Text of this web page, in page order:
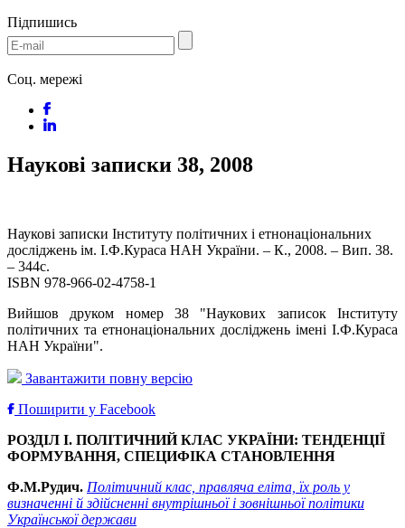
Підпишись
Соц. мережі
Наукові записки 38, 2008
Наукові записки Інституту політичних і етнонаціональних
досліджень ім. І.Ф.Кураса НАН України. – К., 2008. – Вип. 38.
– 344с.
ISBN 978-966-02-4758-1
Вийшов друком номер 38 "Наукових записок Інституту
політичних та етнонаціональних досліджень імені І.Ф.Кураса
НАН України".
Завантажити повну версію
Поширити у Facebook
РОЗДІЛ І. ПОЛІТИЧНИЙ КЛАС УКРАЇНИ: ТЕНДЕНЦІЇ
ФОРМУВАННЯ, СПЕЦИФІКА СТАНОВЛЕННЯ
Ф.М.Рудич. Політичний клас, правляча еліта, їх роль у
визначенні й здійсненні внутрішньої і зовнішньої політики
Української держави